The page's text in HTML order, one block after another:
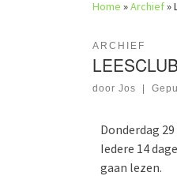
Home »Archief»
ARCHIEF
door Jos
Donderdag
Iedere 14
gaan lezen.